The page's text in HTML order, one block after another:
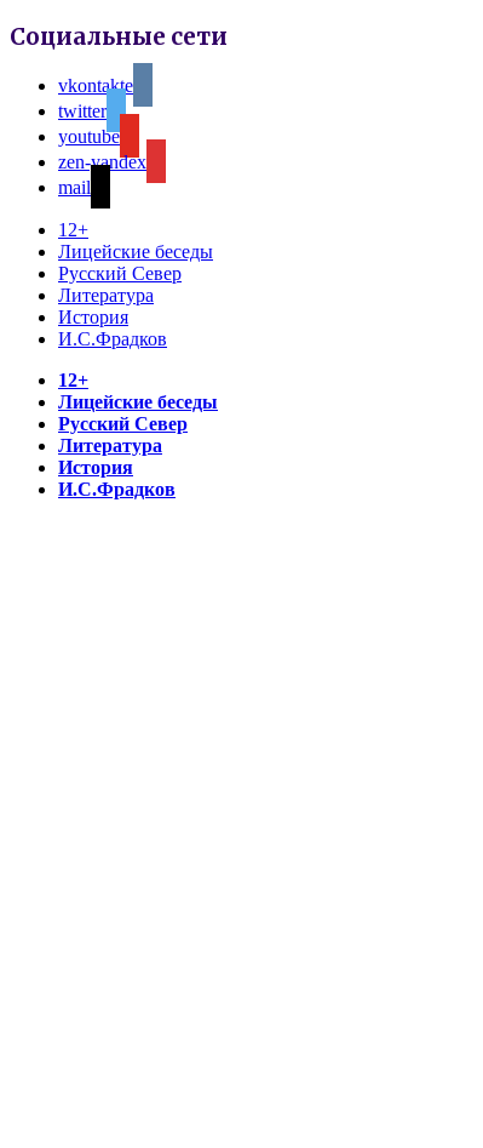
Социальные сети
vkontakte
twitter
youtube
zen-yandex
mail
12+
Лицейские беседы
Русский Север
Литература
История
И.С.Фрадков
12+
Лицейские беседы
Русский Север
Литература
История
И.С.Фрадков